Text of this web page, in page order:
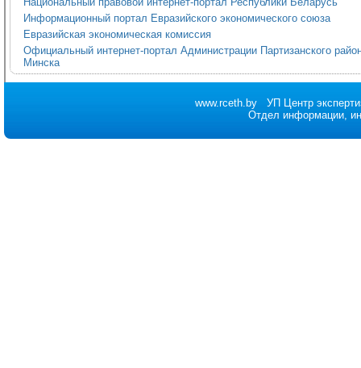
Информационный портал Евразийского экономического союза
Евразийская экономическая комиссия
Официальный интернет-портал Администрации Партизанского
Минска
www.rceth.by УП Центр
Отдел информации,